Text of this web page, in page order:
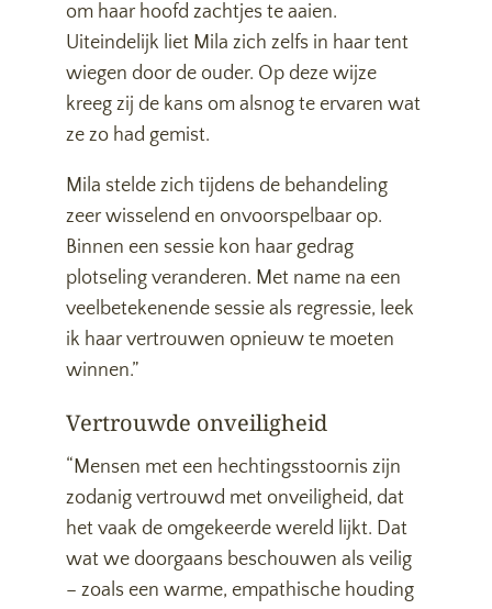
om haar hoofd zachtjes te aaien.
Uiteindelijk liet Mila zich zelfs in haar tent
wiegen door de ouder. Op deze wijze
kreeg zij de kans om alsnog te ervaren wat
ze zo had gemist.
Mila stelde zich tijdens de behandeling
zeer wisselend en onvoorspelbaar op.
Binnen een sessie kon haar gedrag
plotseling veranderen. Met name na een
veelbetekenende sessie als regressie, leek
ik haar vertrouwen opnieuw te moeten
winnen.”
Vertrouwde onveiligheid
“Mensen met een hechtingsstoornis zijn
zodanig vertrouwd met onveiligheid, dat
het vaak de omgekeerde wereld lijkt. Dat
wat we doorgaans beschouwen als veilig
– zoals een warme, empathische houding